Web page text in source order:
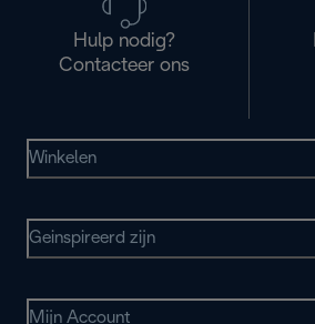
Hulp nodig?
Contacteer ons
Winkelen
Geinspireerd zijn
Mijn Account